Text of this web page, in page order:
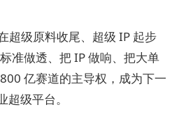
级原料收尾、超级 IP 起步
准做透、把 IP 做响、把大单
亿赛道的主导权，成为下一
超级平台。